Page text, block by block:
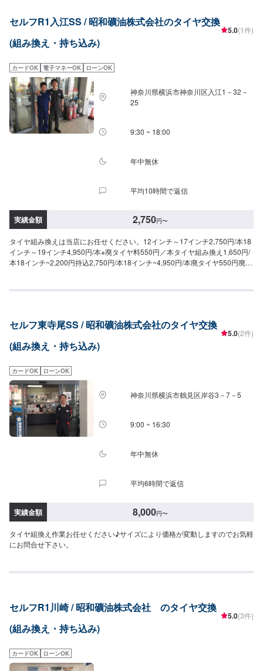
セルフR1入江SS / 昭和礦油株式会社のタイヤ交換
(組み換え・持ち込み)
5.0(1件)
カードOK 電子マネーOK ローンOK
神奈川県横浜市神奈川区入江1－32－
25
9:30 ~ 18:00
年中無休
平均10時間で返信
実績金額 2,750円〜
タイヤ組み換えは当店にお任せください。12インチ～17インチ2,750円/本18
インチ～19インチ4,950円/本※廃タイヤ料550円／本タイヤ組み換え1,650円/
本18インチ~2,200円持込2,750円/本18インチ~4,950円/本廃タイヤ550円廃ホ
セルフ東寺尾SS / 昭和礦油株式会社のタイヤ交換
(組み換え・持ち込み)
5.0(2件)
カードOK ローンOK
神奈川県横浜市鶴見区岸谷3－7－5
9:00 ~ 16:30
年中無休
平均6時間で返信
実績金額 8,000円〜
タイヤ組換え作業お任せください♪サイズにより価格が変動しますのでお気軽
にお問合せ下さい。
セルフR1川崎 / 昭和礦油株式会社 のタイヤ交換
(組み換え・持ち込み)
5.0(3件)
カードOK ローンOK